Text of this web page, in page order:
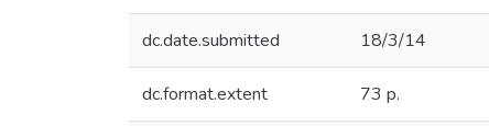
dc.date.submitted 18/3/14
dc.format.extent 73 p.